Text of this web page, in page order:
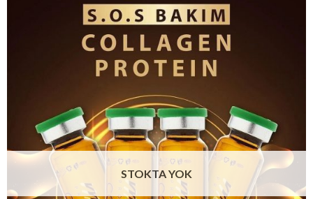
STOKTA YOK